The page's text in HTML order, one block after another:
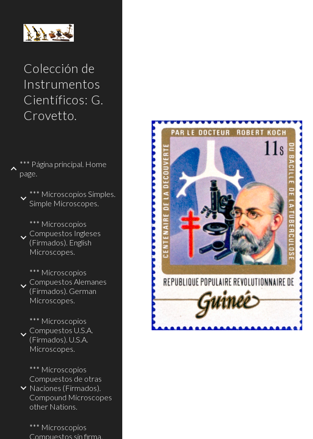
Colección de
Instrumentos
Científicos: G.
Crovetto.
*** Página principal. Home
page.
*** Microscopios Simples.
Simple Microscopes.
*** Microscopios
Compuestos Ingleses
(Firmados). English
Microscopes.
*** Microscopios
Compuestos Alemanes
(Firmados). German
Microscopes.
*** Microscopios
Compuestos U.S.A.
(Firmados). U.S.A.
Microscopes.
*** Microscopios
Compuestos de otras
Naciones (Firmados).
Compound Microscopes
other Nations.
*** Microscopios
Compuestos sin firma.